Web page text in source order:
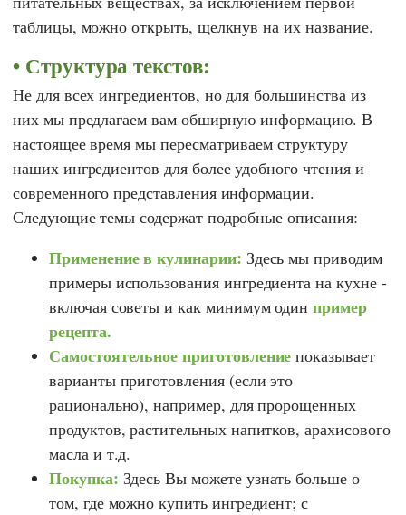
таблицы, можно открыть, щелкнув на их название.
Структура текстов:
Не для всех ингредиентов, но для большинства из
них мы предлагаем вам обширную информацию. В
настоящее время мы пересматриваем структуру
наших ингредиентов для более удобного чтения и
современного представления информации.
Следующие темы содержат подробные описания:
Применение в кулинарии: Здесь мы приводим
примеры использования ингредиента на кухне -
включая советы и как минимум одинпример
рецепта.
Самостоятельное приготовление показывает
варианты приготовления (если это
рационально), например, для пророщенных
продуктов, растительных напитков, арахисового
масла и т.д.
Покупка: Здесь Вы можете узнать больше о
том, где можно купить ингредиент; с